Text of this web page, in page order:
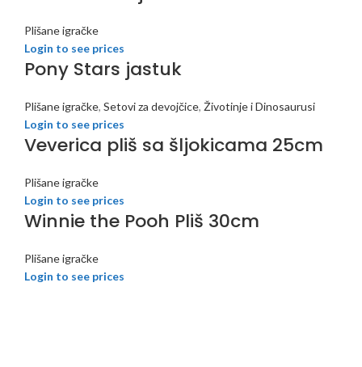
Plišane igračke
Login to see prices
Pony Stars jastuk
Plišane igračke, Setovi za devojčice, Životinje i Dinosaurusi
Login to see prices
Veverica pliš sa šljokicama 25cm
Plišane igračke
Login to see prices
Winnie the Pooh Pliš 30cm
Plišane igračke
Login to see prices